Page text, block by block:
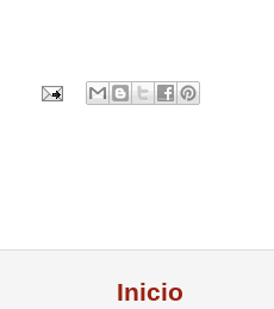
Inicio